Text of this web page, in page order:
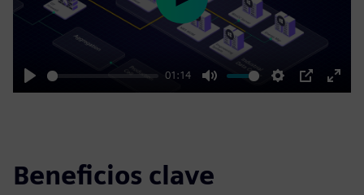
Play
01:14
Mute Settings
PIP
Enter
Play
Beneficios clave